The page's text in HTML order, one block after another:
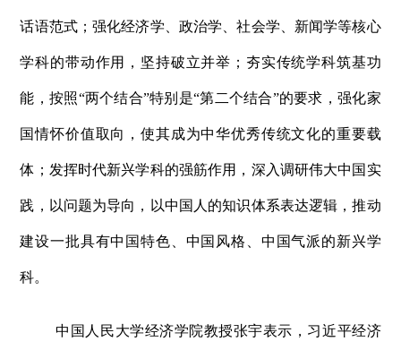
话语范式；强化经济学、政治学、社会学、新闻学等核心
学科的带动作用，坚持破立并举；夯实传统学科筑基功
能，按照“两个结合”特别是“第二个结合”的要求，强化家
国情怀价值取向，使其成为中华优秀传统文化的重要载
体；发挥时代新兴学科的强筋作用，深入调研伟大中国实
践，以问题为导向，以中国人的知识体系表达逻辑，推动
建设一批具有中国特色、中国风格、中国气派的新兴学
科。
中国人民大学经济学院教授张宇表示，习近平经济